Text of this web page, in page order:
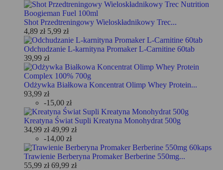
Shot Przedtreningowy Wieloskładnikowy Trec...
4,89 zł 5,99 zł
Odchudzanie L-karnityna Promaker L-Carnitine 60tab
39,99 zł
Odżywka Białkowa Koncentrat Olimp Whey Protein...
93,99 zł
-15,00 zł
Kreatyna Świat Supli Kreatyna Monohydrat 500g
34,99 zł 49,99 zł
-14,00 zł
Trawienie Berberyna Promaker Berberine 550mg...
55,99 zł 69,99 zł